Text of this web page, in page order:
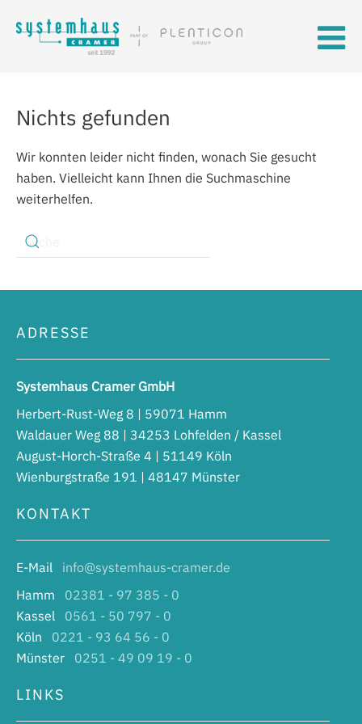
Skip to main content
Nichts gefunden
Wir konnten leider nicht finden, wonach Sie gesucht
haben. Vielleicht kann Ihnen die Suchmaschine
weiterhelfen.
ADRESSE
Systemhaus Cramer GmbH
Herbert-Rust-Weg 8 | 59071 Hamm
Waldauer Weg 88 | 34253 Lohfelden / Kassel
August-Horch-Straße 4 | 51149 Köln
Wienburgstraße 191 | 48147 Münster
KONTAKT
E-Mail info@systemhaus-cramer.de
Hamm 02381 - 97 385 - 0
Kassel 0561 - 50 797 - 0
Köln 0221 - 93 64 56 - 0
Münster 0251 - 49 09 19 - 0
LINKS